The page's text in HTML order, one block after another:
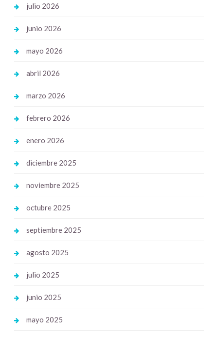
julio 2026
junio 2026
mayo 2026
abril 2026
marzo 2026
febrero 2026
enero 2026
diciembre 2025
noviembre 2025
octubre 2025
septiembre 2025
agosto 2025
julio 2025
junio 2025
mayo 2025